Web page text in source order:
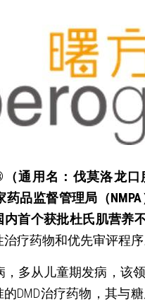
通用名：伐莫洛龙口
药品监督管理局（
首个获批杜氏肌营养
疗药物和优先审评程序
多从儿童期发病，该
DMD治疗药物，其与